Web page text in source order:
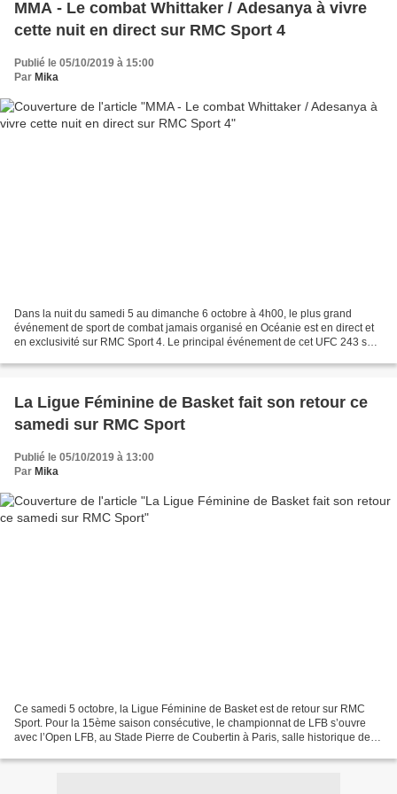
MMA - Le combat Whittaker / Adesanya à vivre
cette nuit en direct sur RMC Sport 4
Publié le 05/10/2019 à 15:00
Par Mika
Dans la nuit du samedi 5 au dimanche 6 octobre à 4h00, le plus grand
événement de sport de combat jamais organisé en Océanie est en direct et
en exclusivité sur RMC Sport 4. Le principal événement de cet UFC 243 sera
La Ligue Féminine de Basket fait son retour ce
samedi sur RMC Sport
Publié le 05/10/2019 à 13:00
Par Mika
Ce samedi 5 octobre, la Ligue Féminine de Basket est de retour sur RMC
Sport. Pour la 15ème saison consécutive, le championnat de LFB s’ouvre
avec l’Open LFB, au Stade Pierre de Coubertin à Paris, salle historique de